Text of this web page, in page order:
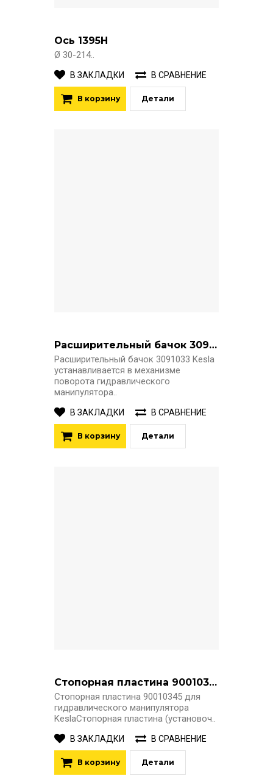
Ось 1395Н
Ø 30-214..
В ЗАКЛАДКИ В СРАВНЕНИЕ
В корзину Детали
Расширительный бачок 3091033 Kesla
Расширительный бачок 3091033 Kesla
устанавливается в механизме
поворота гидравлического
манипулятора..
В ЗАКЛАДКИ В СРАВНЕНИЕ
В корзину Детали
Стопорная пластина 90010345
Стопорная пластина 90010345 для
гидравлического манипулятора
KeslaСтопорная пластина (установоч..
В ЗАКЛАДКИ В СРАВНЕНИЕ
В корзину Детали